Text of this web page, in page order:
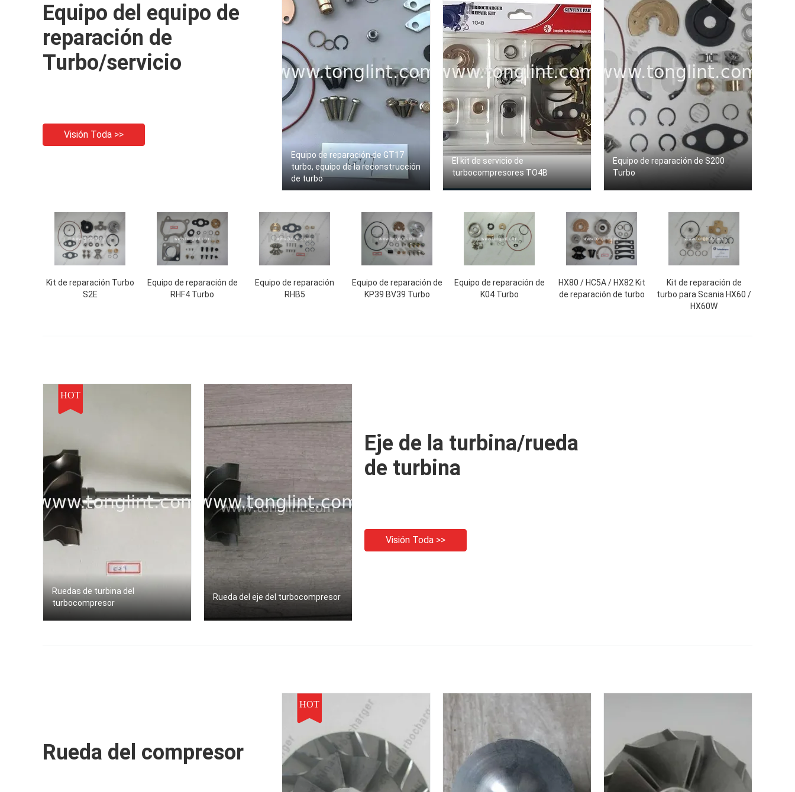
Equipo del equipo de
reparación de
Turbo/servicio
Visión Toda >>
Equipo de reparación de GT17
turbo, equipo de la reconstrucción
de turbo
El kit de servicio de
turbocompresores TO4B
Equipo de reparación de S200
Turbo
Kit de reparación Turbo
S2E
Equipo de reparación de
RHF4 Turbo
Equipo de reparación
RHB5
Equipo de reparación de
KP39 BV39 Turbo
Equipo de reparación de
K04 Turbo
HX80 / HC5A / HX82 Kit
de reparación de turbo
Kit de reparación de
turbo para Scania HX60 /
HX60W
HOT
Ruedas de turbina del
turbocompresor
Rueda del eje del turbocompresor
Eje de la turbina/rueda
de turbina
Visión Toda >>
Rueda del compresor
HOT